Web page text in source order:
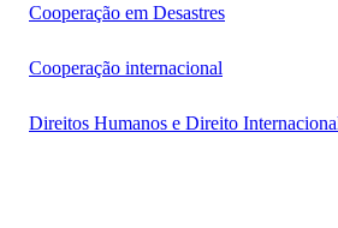
Cooperação em Desastres
Cooperação internacional
Direitos Humanos e Direito